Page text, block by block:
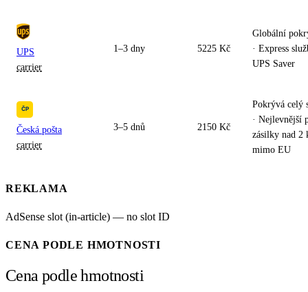
UPS
carrier
1–3 dny 5225 Kč
Globální
· Express
UPS Saver
Česká pošta
carrier
3–5 dnů 2150 Kč
Pokrývá celý
· Nejlevnější
zásilky nad 2
mimo EU
REKLAMA
AdSense slot (in-article) — no slot ID
CENA PODLE HMOTNOSTI
Cena podle hmotnosti